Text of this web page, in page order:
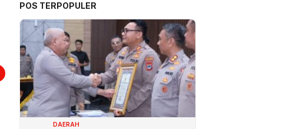
POS TERPOPULER
DAERAH